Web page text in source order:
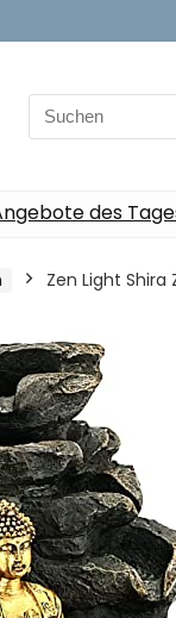
Search
for:
des
Zen Light